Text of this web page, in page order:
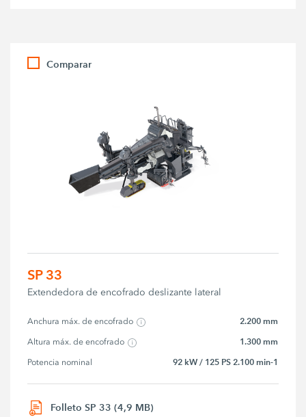
Comparar
SP 33
Extendedora de encofrado deslizante lateral
Anchura máx. de encofrado 2.200 mm
Altura máx. de encofrado 1.300 mm
Potencia nominal 92 kW / 125 PS 2.100 min-1
Folleto SP 33 (4,9 MB)